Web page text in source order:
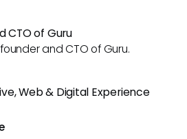
CTO of Guru
and CTO of Guru.
Web & Digital Experience